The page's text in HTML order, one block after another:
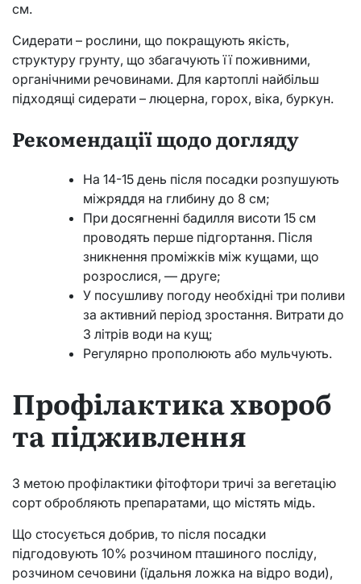
см.
Сидерати – рослини, що покращують якість,
структуру грунту, що збагачують її поживними,
органічними речовинами. Для картоплі найбільш
підходящі сидерати – люцерна, горох, віка, буркун.
Рекомендації щодо догляду
На 14-15 день після посадки розпушують
міжряддя на глибину до 8 см;
При досягненні бадилля висоти 15 см
проводять перше підгортання. Після
зникнення проміжків між кущами, що
розрослися, — друге;
У посушливу погоду необхідні три поливи
за активний період зростання. Витрати до
3 літрів води на кущ;
Регулярно прополюють або мульчують.
Профілактика хвороб
та підживлення
З метою профілактики фітофтори тричі за вегетацію
сорт обробляють препаратами, що містять мідь.
Що стосується добрив, то після посадки
підгодовують 10% розчином пташиного посліду,
розчином сечовини (їдальня ложка на відро води),